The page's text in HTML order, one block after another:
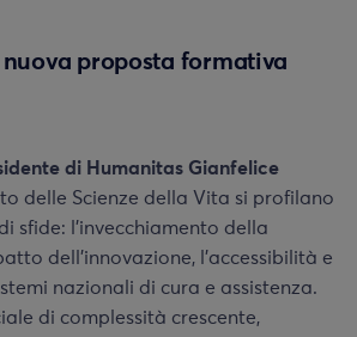
nuova proposta formativa
di Humanitas Gianfelice
delle Scienze della Vita si profilano
sfide: l’invecchiamento della
dell’innovazione, l’accessibilità e
nazionali di cura e assistenza.
di complessità crescente,